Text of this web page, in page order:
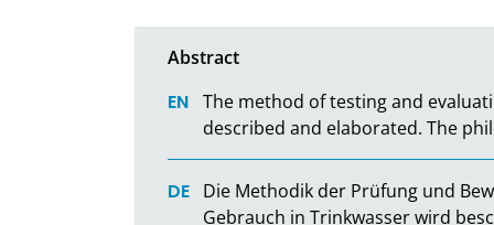
The method of testing and
described and elaborated. The
Die Methodik der Prüfung und
Gebrauch in Trinkwasser wird